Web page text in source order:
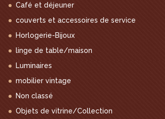
Café et déjeuner
couverts et accessoires de service
Horlogerie-Bijoux
linge de table/maison
Luminaires
mobilier vintage
Non classé
Objets de vitrine/Collection